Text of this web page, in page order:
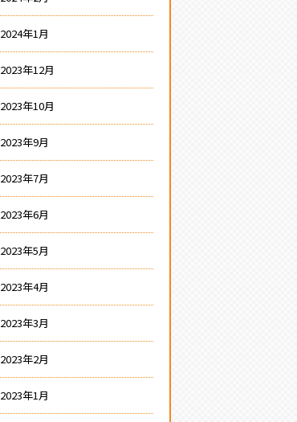
2024年1月
2023年12月
2023年10月
2023年9月
2023年7月
2023年6月
2023年5月
2023年4月
2023年3月
2023年2月
2023年1月